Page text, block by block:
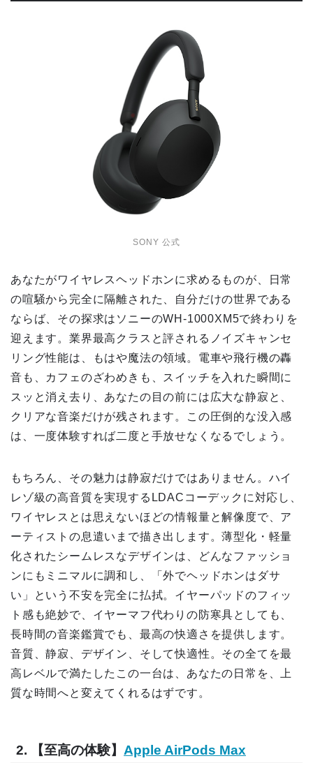
SONY 公式
あなたがワイヤレスヘッドホンに求めるものが、日常
の喧騒から完全に隔離された、自分だけの世界である
ならば、その探求はソニーのWH-1000XM5で終わりを
迎えます。業界最高クラスと評されるノイズキャンセ
リング性能は、もはや魔法の領域。電車や飛行機の轟
音も、カフェのざわめきも、スイッチを入れた瞬間に
スッと消え去り、あなたの目の前には広大な静寂と、
クリアな音楽だけが残されます。この圧倒的な没入感
は、一度体験すれば二度と手放せなくなるでしょう。
もちろん、その魅力は静寂だけではありません。ハイ
レゾ級の高音質を実現するLDACコーデックに対応し、
ワイヤレスとは思えないほどの情報量と解像度で、ア
ーティストの息遣いまで描き出します。薄型化・軽量
化されたシームレスなデザインは、どんなファッショ
ンにもミニマルに調和し、「外でヘッドホンはダサ
い」という不安を完全に払拭。イヤーパッドのフィッ
ト感も絶妙で、イヤーマフ代わりの防寒具としても、
長時間の音楽鑑賞でも、最高の快適さを提供します。
音質、静寂、デザイン、そして快適性。その全てを最
高レベルで満たしたこの一台は、あなたの日常を、上
質な時間へと変えてくれるはずです。
2. 【至高の体験】 Apple AirPods Max